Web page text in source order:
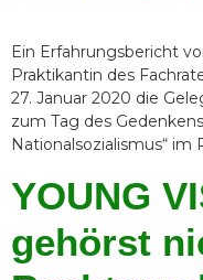
Ein Erfahrungsbericht
Praktikantin des
27. Januar 2020 die
zum Tag des
Nationalsozialismus“ im
YOUNG
gehörst